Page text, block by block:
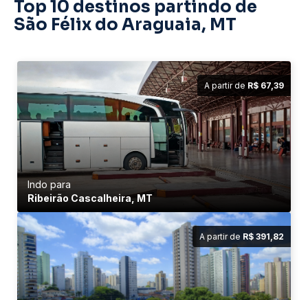
Top 10 destinos partindo de
São Félix do Araguaia, MT
A partir de R$ 67,39
Indo para
Ribeirão Cascalheira, MT
A partir de R$ 391,82